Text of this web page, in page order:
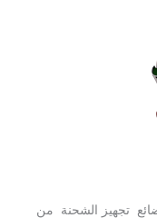
تجهيز الشحنة من